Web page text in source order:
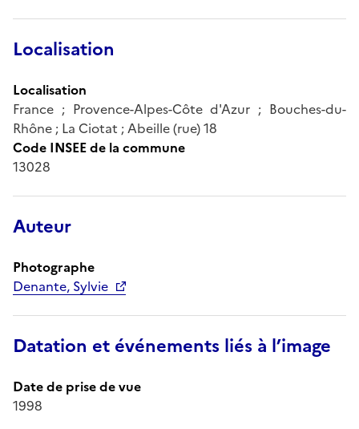
Localisation
Localisation
France ; Provence-Alpes-Côte d'Azur ; Bouches-du-
Rhône ; La Ciotat ; Abeille (rue) 18
Code INSEE de la commune
13028
Auteur
Photographe
Denante, Sylvie
Datation et événements liés à l’image
Date de prise de vue
1998